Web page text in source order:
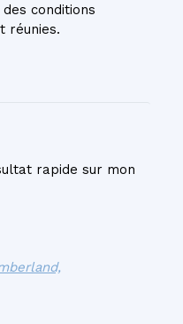
conditions
réunies.
rapide sur mon